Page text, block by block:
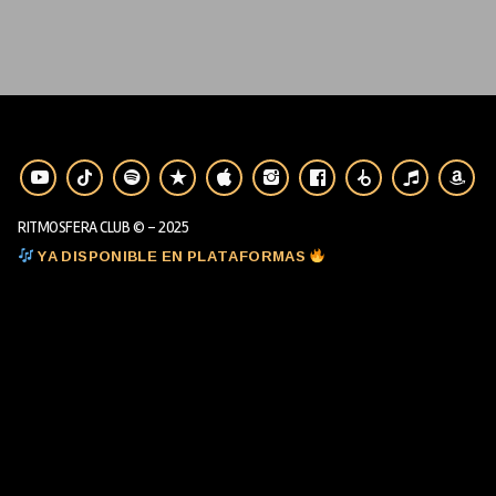
RITMOSFERA CLUB © - 2025
YA DISPONIBLE EN PLATAFORMAS